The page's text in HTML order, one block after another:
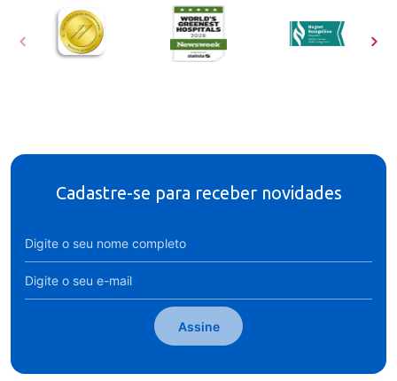
Cadastre-se para receber novidades
Assine